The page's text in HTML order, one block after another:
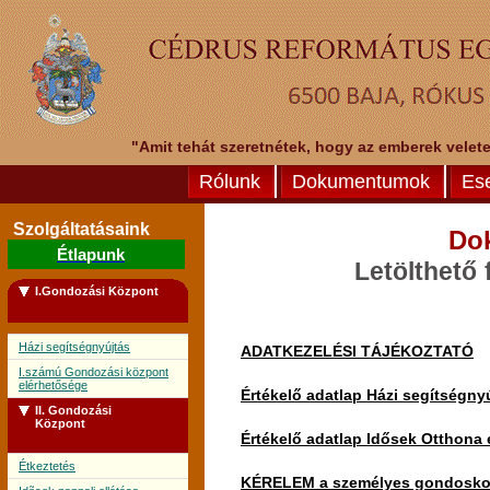
"Amit tehát szeretnétek, hogy az emberek
Rólunk Dokumentumok
Szolgáltatásaink
Étlapunk
I.Gondozási Központ
Házi segítségnyújtás
I.számú Gondozási központ
elérhetősége
II. Gondozási
Központ
Étkeztetés
Letölthető
ADATKEZELÉSI TÁJÉKOZTATÓ
Értékelő adatlap Házi
Értékelő adatlap Idősek Otthona
KÉRELEM a személyes